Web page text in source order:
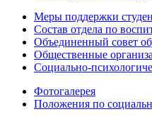
Меры поддержки
Состав отдела по
Объединенный совет
Общественные
Социально-
Фотогалерея
Положения по